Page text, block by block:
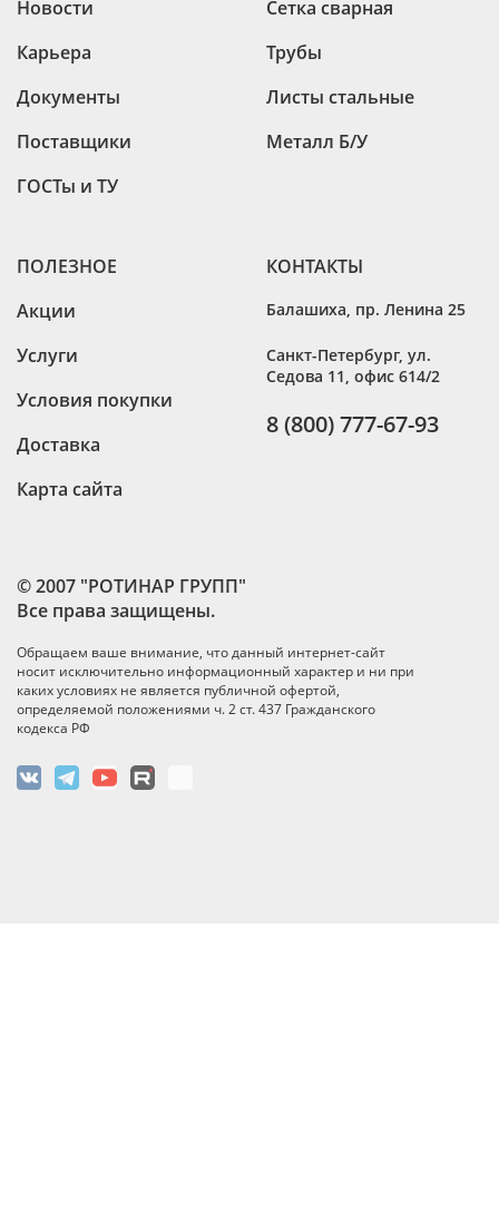
© 2007 "РОТИНАР ГРУПП"
Все права защищены.
Обращаем ваше внимание, что данный интернет-сайт
носит исключительно информационный характер и ни при
каких условиях не является публичной офертой,
определяемой положениями ч. 2 ст. 437 Гражданского
кодекса РФ
Новости
Карьера
Документы
Поставщики
ГОСТы и ТУ
Сетка сварная
Трубы
Листы стальные
Металл Б/У
ПОЛЕЗНОЕ
Акции
Услуги
Условия покупки
Доставка
Карта сайта
КОНТАКТЫ
Балашиха пр. Ленина 25
Санкт-Петербург, ул.
Седова 11, офис 614/2
8 (800) 777-67-93